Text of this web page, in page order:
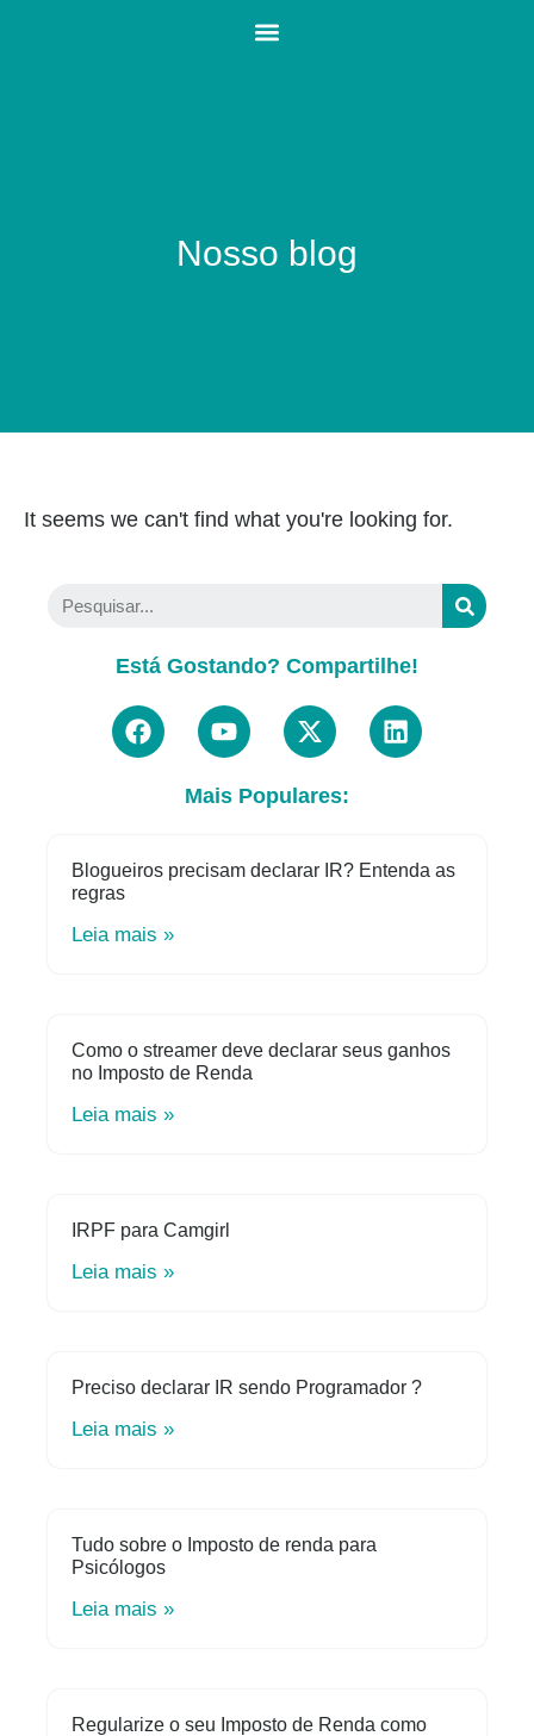
Nosso blog
It seems we can't find what you're looking for.
Está Gostando? Compartilhe!
Mais Populares:
Blogueiros precisam declarar IR? Entenda as
regras
Leia mais »
Como o streamer deve declarar seus ganhos
no Imposto de Renda
Leia mais »
IRPF para Camgirl
Leia mais »
Preciso declarar IR sendo Programador ?
Leia mais »
Tudo sobre o Imposto de renda para
Psicólogos
Leia mais »
Regularize o seu Imposto de Renda como